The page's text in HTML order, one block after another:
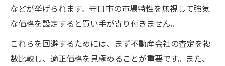
などが挙げられます。守口市の市場特性を無視して強気
な価格を設定すると買い手が寄り付きません。
これらを回避するためには、まず不動産会社の査定を複
数比較し、適正価格を見極めることが重要です。また、